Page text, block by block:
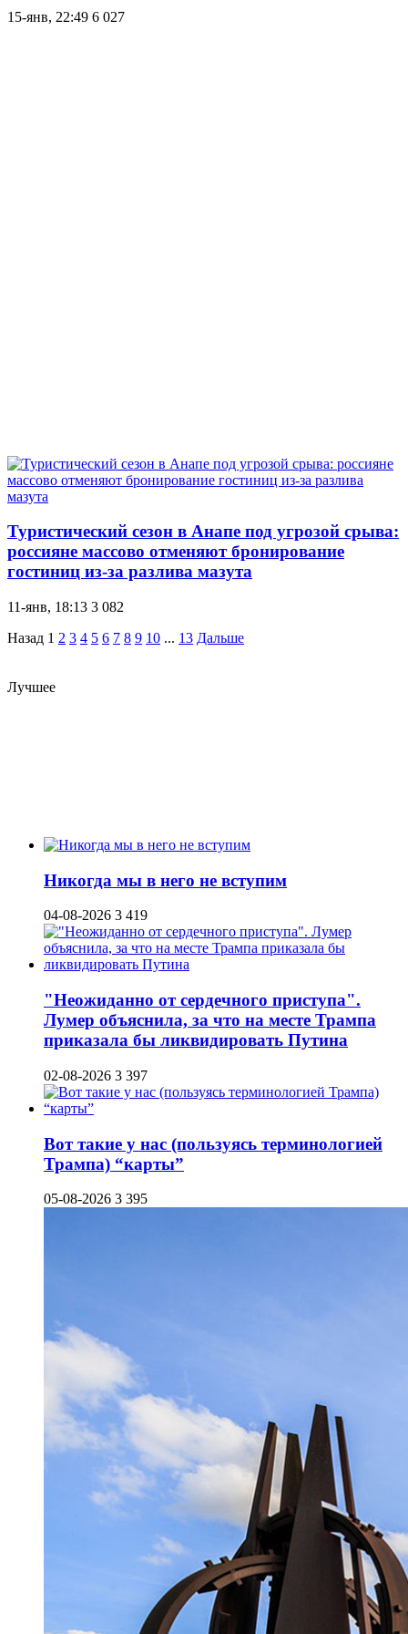
15-янв, 22:49 6 027
Туристический сезон в Анапе под угрозой срыва:
россияне массово отменяют бронирование
гостиниц из-за разлива мазута
11-янв, 18:13 3 082
Назад 1 2 3 4 5 6 7 8 9 10 ... 13 Дальше
Лучшее
Никогда мы в него не вступим
04-08-2026 3 419
"Неожиданно от сердечного приступа".
Лумер объяснила, за что на месте Трампа
приказала бы ликвидировать Путина
02-08-2026 3 397
Вот такие у нас (пользуясь терминологией
Трампа) “карты”
05-08-2026 3 395